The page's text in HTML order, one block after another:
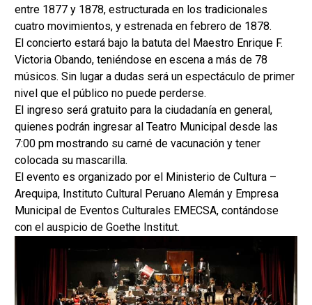
entre 1877 y 1878, estructurada en los tradicionales
cuatro movimientos, y estrenada en febrero de 1878.
El concierto estará bajo la batuta del Maestro Enrique F.
Victoria Obando, teniéndose en escena a más de 78
músicos. Sin lugar a dudas será un espectáculo de primer
nivel que el público no puede perderse.
El ingreso será gratuito para la ciudadanía en general,
quienes podrán ingresar al Teatro Municipal desde las
7:00 pm mostrando su carné de vacunación y tener
colocada su mascarilla.
El evento es organizado por el Ministerio de Cultura –
Arequipa, Instituto Cultural Peruano Alemán y Empresa
Municipal de Eventos Culturales EMECSA, contándose
con el auspicio de Goethe Institut.